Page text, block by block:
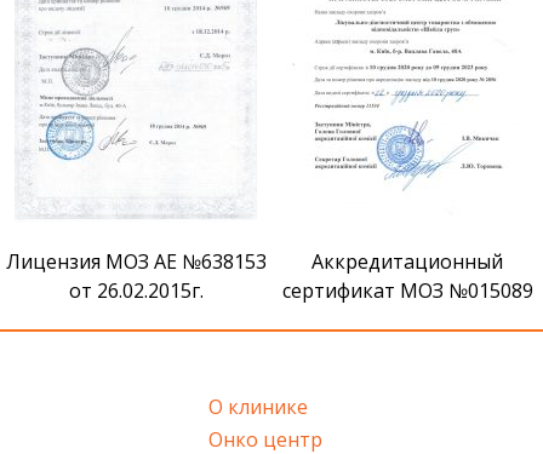
10.12.2022
В клініці чудове обслуговування. Персонал дуже
хороший, кваліфіковані лікарі.
19.10.2022
Дякую за комфортне та професійне лікування.
Бажаю персоналу клініки Добрий прогноз
здоров’я та процвітання!
Аккредитационный
сертификат МОЗ №015089
Сертификат признания
О клинике
Онко центр